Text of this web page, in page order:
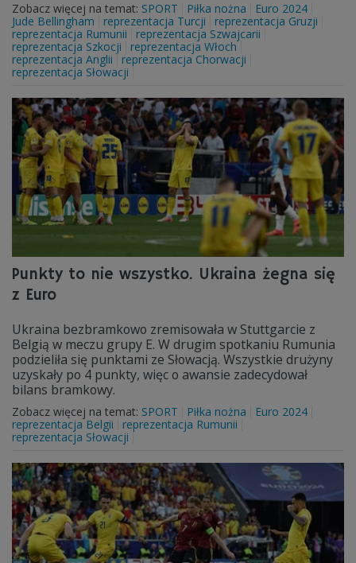
Zobacz więcej na temat: SPORT Piłka nożna
Euro 2024
Jude Bellingham
reprezentacja Turcji
reprezentacja Gruzji
reprezentacja Rumunii
reprezentacja Szwajcarii
reprezentacja Szkocji
reprezentacja Włoch
reprezentacja Anglii
reprezentacja Chorwacji
reprezentacja Słowacji
Punkty to nie wszystko. Ukraina żegna się
z Euro
Ukraina bezbramkowo zremisowała w Stuttgarcie z
Belgią w meczu grupy E. W drugim spotkaniu Rumunia
podzieliła się punktami ze Słowacją. Wszystkie drużyny
uzyskały po 4 punkty, więc o awansie zadecydował
bilans bramkowy.
Zobacz więcej na temat: SPORT Piłka nożna
Euro 2024
reprezentacja Belgii
reprezentacja Rumunii
reprezentacja Słowacji